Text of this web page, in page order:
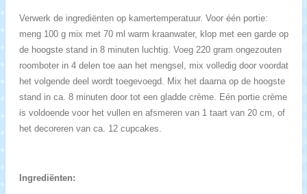
Verwerk de ingrediënten op kamertemperatuur. Voor één portie:
meng 100 g mix met 70 ml warm kraanwater, klop met een garde op
de hoogste stand in 8 minuten luchtig. Voeg 220 gram ongezouten
roomboter in 4 delen toe aan het mengsel, mix volledig door voordat
het volgende deel wordt toegevoegd. Mix het daarna op de hoogste
stand in ca. 8 minuten door tot een gladde crème. Eén portie crème
is voldoende voor het vullen en afsmeren van 1 taart van 20 cm, of
het decoreren van ca. 12 cupcakes.
Ingrediënten: